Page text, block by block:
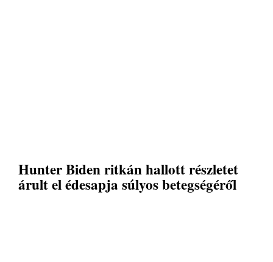
Hunter Biden ritkán hallott részletet
árult el édesapja súlyos betegségéről